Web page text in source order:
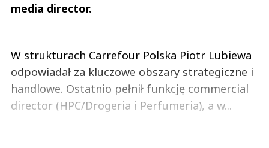
media director.
W strukturach Carrefour Polska Piotr Lubiewa
odpowiadał za kluczowe obszary strategiczne i
handlowe. Ostatnio pełnił funkcję commercial
director (HPC/Drogeria i Perfumeria), a w...